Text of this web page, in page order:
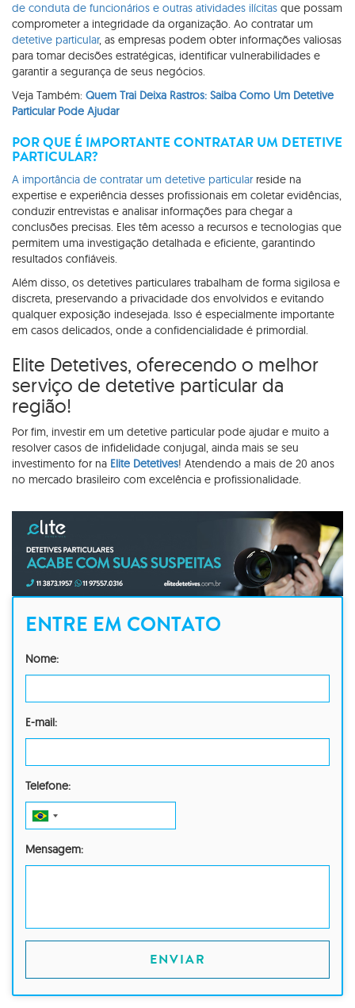
de conduta de funcionários e outras atividades ilícitas que possam
comprometer a integridade da organização. Ao contratar um
detetive particular, as empresas podem obter informações valiosas
para tomar decisões estratégicas, identificar vulnerabilidades e
garantir a segurança de seus negócios.
Veja Também: Quem Trai Deixa Rastros: Saiba Como Um Detetive
Particular Pode Ajudar
POR QUE É IMPORTANTE CONTRATAR UM DETETIVE
PARTICULAR?
A importância de contratar um detetive particularreside na
expertise e experiência desses profissionais em coletar evidências,
conduzir entrevistas e analisar informações para chegar a
conclusões precisas. Eles têm acesso a recursos e tecnologias que
permitem uma investigação detalhada e eficiente, garantindo
resultados confiáveis.
Além disso, os detetives particulares trabalham de forma sigilosa e
discreta, preservando a privacidade dos envolvidos e evitando
qualquer exposição indesejada. Isso é especialmente importante
em casos delicados, onde a confidencialidade é primordial.
Elite Detetives, oferecendo o melhor
serviço de detetive particular da
região!
Por fim, investir em um detetive particular pode ajudar e muito a
resolver casos de infidelidade conjugal, ainda mais se seu
investimento for na Elite Detetives! Atendendo a mais de 20 anos
no mercado brasileiro com excelência e profissionalidade.
ENTRE EM CONTATO
Nome:
E-mail:
Telefone:
Mensagem:
ENVIAR